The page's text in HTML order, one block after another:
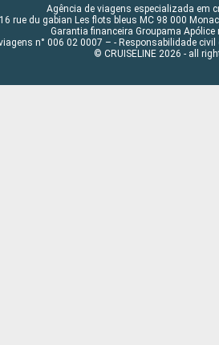
Agência de viagens especializada em
16 rue du gabian Les flots bleus MC 98 000
Garantia financeira Groupama
n° 006 02 0007 – - Responsabilidade civil
© CRUISELINE 2026 - all